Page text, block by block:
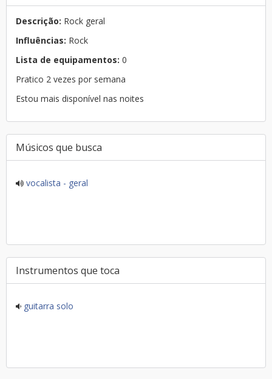
Descrição: Rock geral
Influências: Rock
Lista de equipamentos: 0
Pratico 2 vezes por semana
Estou mais disponível nas noites
Músicos que busca
vocalista - geral
Instrumentos que toca
guitarra solo